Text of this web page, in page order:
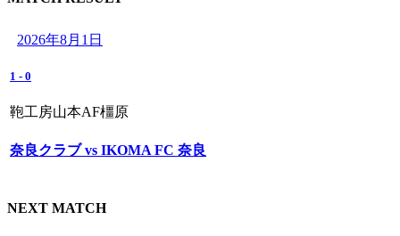
2026年8月1日
1 - 0
鞄工房山本AF橿原
奈良クラブ vs IKOMA FC 奈良
NEXT MATCH